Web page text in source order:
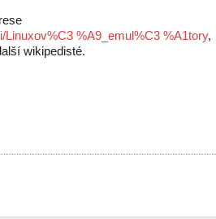
%A9_emul%C3 %A1tory,
wikipedisté.